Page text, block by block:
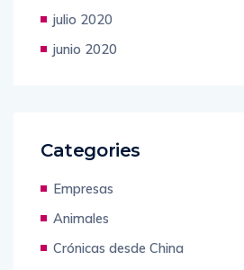
julio 2020
junio 2020
Categories
Empresas
Animales
Crónicas desde China